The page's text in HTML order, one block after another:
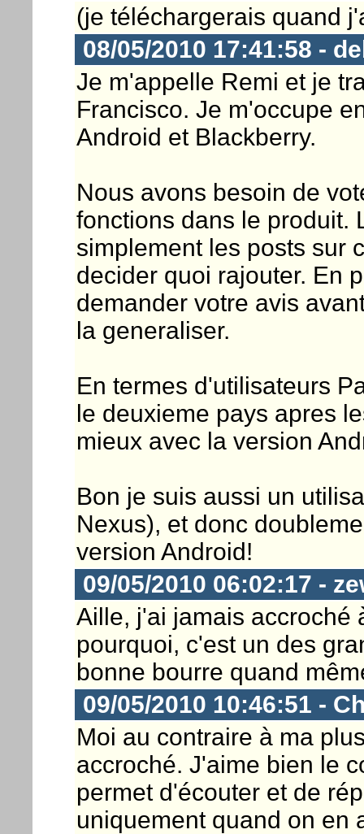
(je téléchargerais quand
08/05/2010 17:41:58 -
Je m'appelle Remi et je
Francisco. Je m'occupe
Android et Blackberry.
Nous avons besoin de
fonctions dans le produit.
simplement les posts sur
decider quoi rajouter. En
demander votre avis
la generaliser.
En termes d'utilisateurs
le deuxieme pays apres
mieux avec la version
Bon je suis aussi un
Nexus), et donc
version Android!
09/05/2010 06:02:17 -
Aille, j'ai jamais accroché
pourquoi, c'est un des
bonne bourre quand
09/05/2010 10:46:51 -
Moi au contraire à ma
accroché. J'aime bien le
permet d'écouter et de
uniquement quand on en